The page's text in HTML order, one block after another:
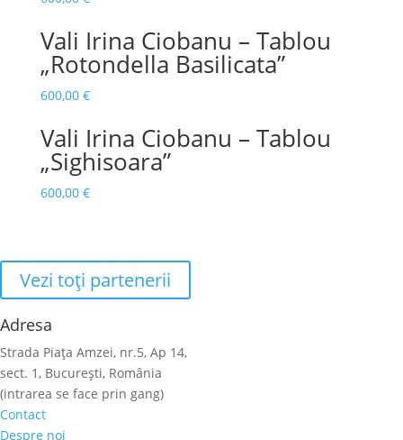
Vali Irina Ciobanu – Tablou
„Rotondella Basilicata”
600,00 €
Vali Irina Ciobanu – Tablou
„Sighisoara”
600,00 €
Vezi toţi partenerii
Adresa
Strada Piaţa Amzei, nr.5, Ap 14,
sect. 1, Bucureşti, România
(intrarea se face prin gang)
Contact
Despre noi